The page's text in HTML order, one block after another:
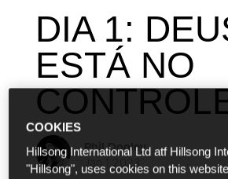
DIA 1:
ESTÁ NO
Phil Dooley
Jan 1 2023
COOKIES
Hillsong International Ltd atf Hillsong
"Hillsong", uses cookies on this